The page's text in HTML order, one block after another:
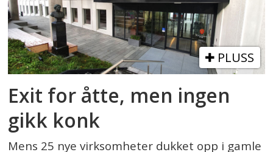
PLUSS
Exit for åtte, men ingen
gikk konk
Mens 25 nye virksomheter dukket opp i gamle